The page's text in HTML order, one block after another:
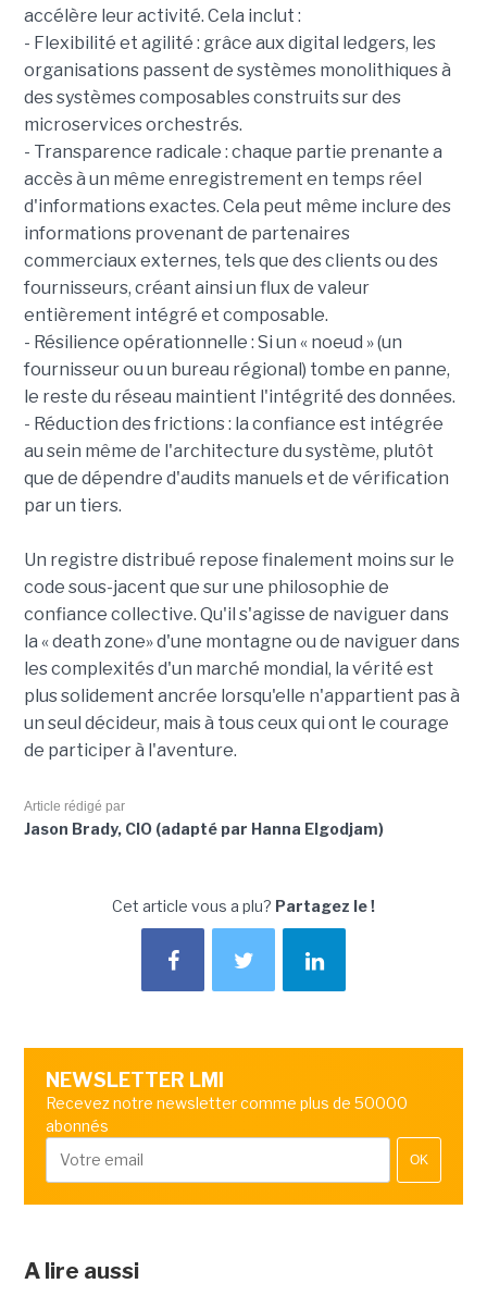
accélère leur activité. Cela inclut :
- Flexibilité et agilité : grâce aux digital ledgers, les
organisations passent de systèmes monolithiques à
des systèmes composables construits sur des
microservices orchestrés.
- Transparence radicale : chaque partie prenante a
accès à un même enregistrement en temps réel
d'informations exactes. Cela peut même inclure des
informations provenant de partenaires
commerciaux externes, tels que des clients ou des
fournisseurs, créant ainsi un flux de valeur
entièrement intégré et composable.
- Résilience opérationnelle : Si un « noeud » (un
fournisseur ou un bureau régional) tombe en panne,
le reste du réseau maintient l'intégrité des données.
- Réduction des frictions : la confiance est intégrée
au sein même de l'architecture du système, plutôt
que de dépendre d'audits manuels et de vérification
par un tiers.
Un registre distribué repose finalement moins sur le
code sous-jacent que sur une philosophie de
confiance collective. Qu'il s'agisse de naviguer dans
la « death zone» d'une montagne ou de naviguer dans
les complexités d'un marché mondial, la vérité est
plus solidement ancrée lorsqu'elle n'appartient pas à
un seul décideur, mais à tous ceux qui ont le courage
de participer à l'aventure.
Article rédigé par
Jason Brady, CIO (adapté par Hanna Elgodjam)
Cet article vous a plu? Partagez le !
NEWSLETTER LMI
Recevez notre newsletter comme plus de 50000
abonnés
OK
A lire aussi